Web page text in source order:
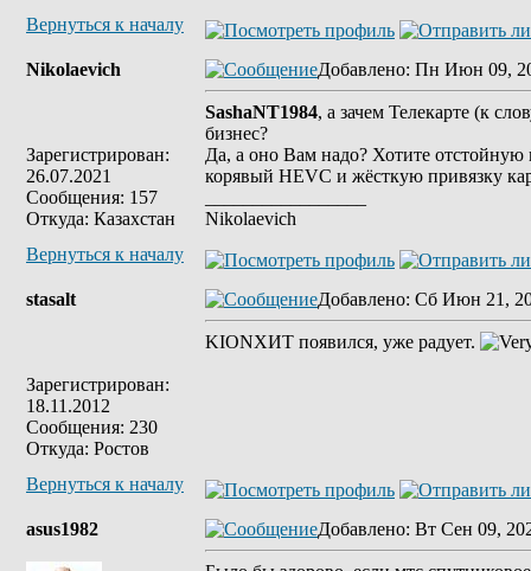
Вернуться к началу
Nikolaevich
Зарегистрирован:
26.07.2021
Сообщения: 157
Откуда: Казахстан
Добавлено: Пн Июн 09,
SashaNT1984, а зачем Телекарте (к
бизнес?
Да, а оно Вам надо? Хотите отстойную
корявый HEVC и жёсткую привязку
Nikolaevich
Вернуться к началу
stasalt
Зарегистрирован:
18.11.2012
Сообщения: 230
Откуда: Ростов
Добавлено: Сб Июн 21,
KIONХИТ появился, уже радует.
Вернуться к началу
asus1982 Добавлено: Вт Сен 09,